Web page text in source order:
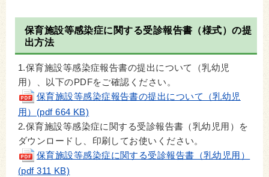
保育施設等感染症に関する受診報告書（様式）の提
出方法
1.保育施設等感染症報告書の提出について（乳幼児
用）、以下のPDFをご確認ください。
保育施設等感染症報告書の提出について（乳幼児
用）(pdf 664 KB)
2.保育施設等感染症に関する受診報告書（乳幼児用）を
ダウンロードし、印刷してお使いください。
保育施設等感染症に関する受診報告書（乳幼児用）
(pdf 311 KB)